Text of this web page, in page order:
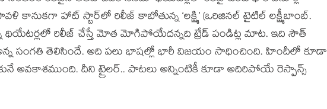
కానుకగా హాట్ స్టార్‌లో రిలీజ్ కాబోతున్న ‘లక్ష్మి’ (ఒరిజినల్ టైటిల్ లక్ష్మీబాంబ్.
థియేటర్లలో రిలీజ్ చేస్తే మోత మోగిపోయేదన్నది ట్రేడ్ పండిట్ల మాట. ఇది సౌత్
అన్న సంగతి తెలిసిందే. అది పలు భాషల్లో భారీ విజయం సాధించింది. హిందీలో కూడా
అవకాశముంది. దీని ట్రైలర్.. పాటలు అన్నింటికీ కూడా అదిరిపోయే రెస్పాన్స్